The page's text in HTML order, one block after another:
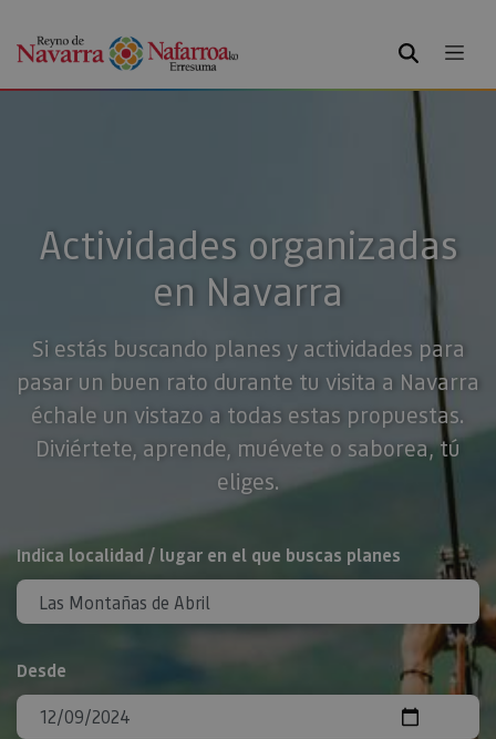
BUSCAR
Actividades organizadas
en Navarra
Si estás buscando planes y actividades para
pasar un buen rato durante tu visita a Navarra
échale un vistazo a todas estas propuestas.
Diviértete, aprende, muévete o saborea, tú
eliges.
BUSCAR
Indica localidad / lugar en el que buscas planes
Desde